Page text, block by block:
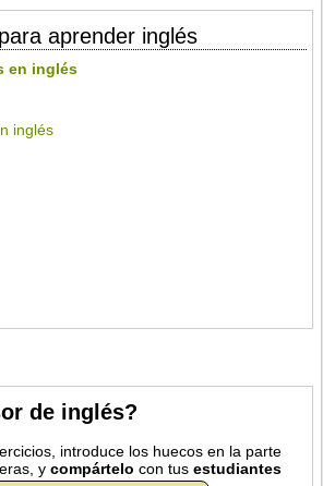
aprender inglés
en inglés
inglés
de inglés?
introduce los huecos en la parte
ycompártelo con tusestudiantes